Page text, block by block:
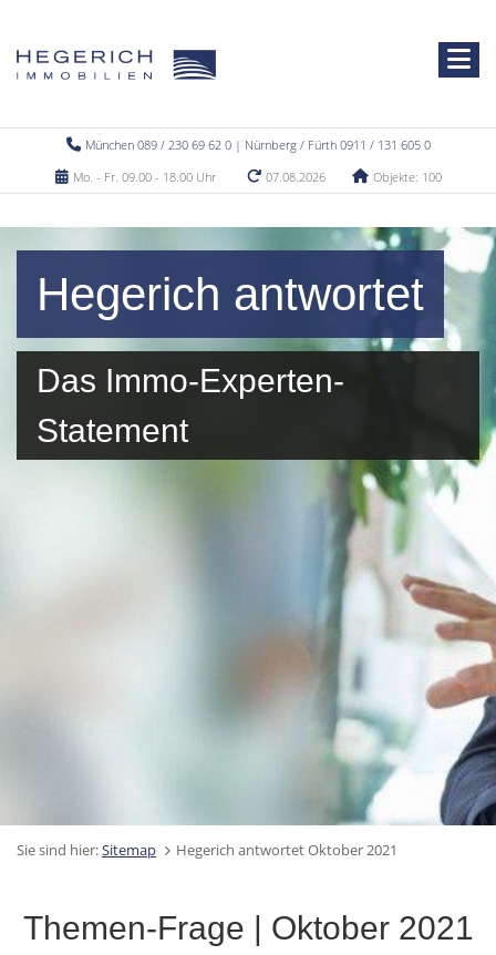
München 089 / 230 69 62 0 | Nürnberg / Fürth 0911 / 131 605 0
Mo. - Fr. 09.00 - 18.00 Uhr
07.08.2026 Objekte: 100
Hegerich antwortet
Das Immo-Experten-
Statement
Sie sind hier:Sitemap Hegerich antwortet Oktober 2021
Themen-Frage | Oktober 2021